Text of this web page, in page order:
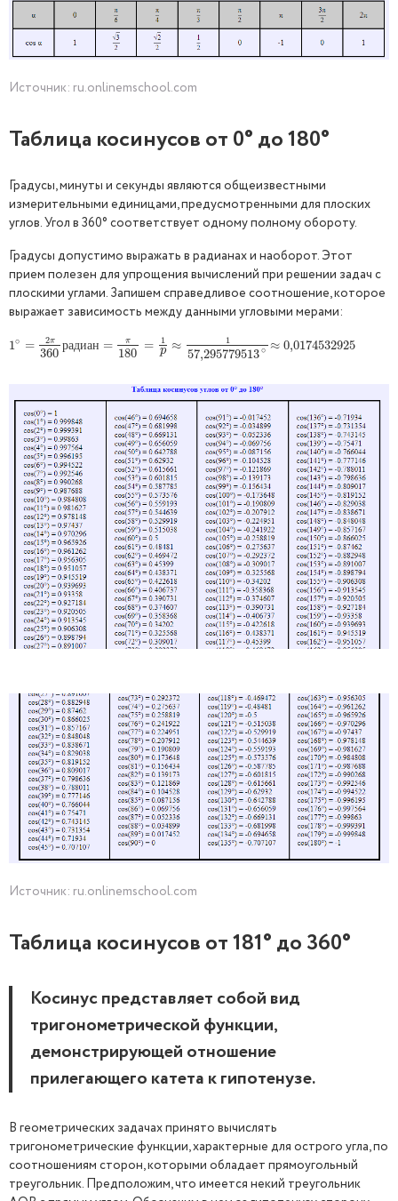
Источник: ru.onlinemschool.com
Таблица косинусов от 0° до 180°
Градусы, минуты и секунды являются общеизвестными
измерительными единицами, предусмотренными для плоских
углов. Угол в 360° соответствует одному полному обороту.
Градусы допустимо выражать в радианах и наоборот. Этот
прием полезен для упрощения вычислений при решении задач с
плоскими углами. Запишем справедливое соотношение, которое
выражает зависимость между данными угловыми мерами:
1∘ = 2π
360
радиан = π
180
= 1
p ≈ 1
57,295779513∘ ≈ 0,0174532925
1∘ =2 π360радиа н= π180 =1 p≈ 157,295779513∘≈0,0174532925
Источник: ru.onlinemschool.com
Таблица косинусов от 181° до 360°
Косинус представляет собой вид
тригонометрической функции,
демонстрирующей отношение
прилегающего катета к гипотенузе.
В геометрических задачах принято вычислять
тригонометрические функции, характерные для острого угла, по
соотношениям сторон, которыми обладает прямоугольный
треугольник. Предположим, что имеется некий треугольник